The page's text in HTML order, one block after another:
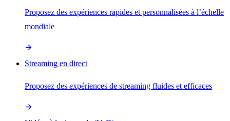
Proposez des expériences rapides et personnalisées à l’échelle
mondiale
Streaming en direct
Proposez des expériences de streaming fluides et efficaces